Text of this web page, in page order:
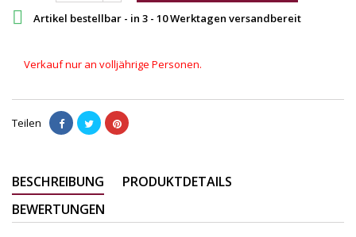
 Artikel bestellbar - in 3 - 10 Werktagen versandbereit
Verkauf nur an volljährige Personen.
Teilen
BESCHREIBUNG
PRODUKTDETAILS
BEWERTUNGEN